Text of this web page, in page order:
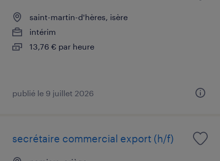
saint-martin-d'hères, isère
intérim
13,76 € par heure
publié le 9 juillet 2026
secrétaire commercial export (h/f)